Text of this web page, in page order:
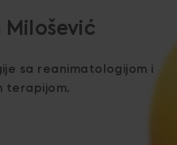
sa reanimatologijom i
terapijom.